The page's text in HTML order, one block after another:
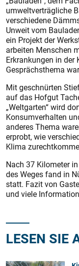
umweltverträgliche
verschiedene
Unweit vom
ein Projekt der
arbeiten Menschen
Erkrankungen in der
Gesprächsthema
Mit geschnürten
auf das Hofgut
„Weltgarten“ wird
Konsumverhalten
anderes Thema
erprobt, wie
Klima
Nach 37 Kilometer
des Weges fand in
statt. Fazit von
und viele
LESEN SIE